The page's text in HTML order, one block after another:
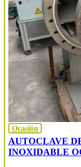
Ocasión
AUTOCLAVE
INOXIDABLE